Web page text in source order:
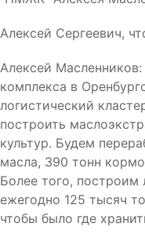
Алексей Сергеевич,
Алексей
комплекса в
логистический
построить
культур. Будем
масла, 390 тонн
Более того, построим
ежегодно 125 тысяч
чтобы было где